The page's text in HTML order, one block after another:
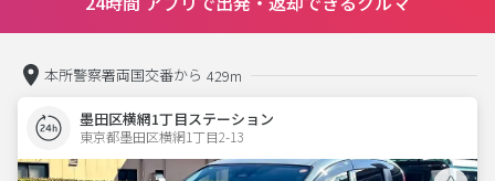
本所警察署両国交番から 429m
墨田区横網1丁目ステーション
東京都墨田区横網1丁目2-13